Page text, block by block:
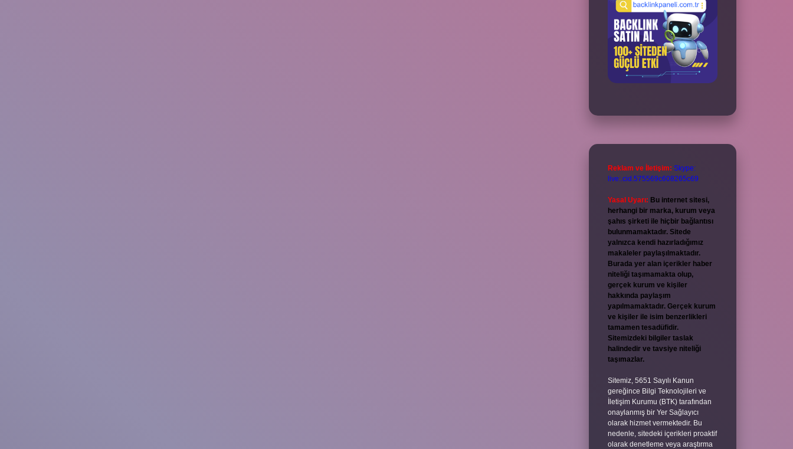
Reklam ve İletişim: Skype:
live:.cid.575569c608265c69
Yasal Uyarı: Bu internet sitesi,
herhangi bir marka, kurum veya
şahıs şirketi ile hiçbir bağlantısı
bulunmamaktadır. Sitede
yalnızca kendi hazırladığımız
makaleler paylaşılmaktadır.
Burada yer alan içerikler haber
niteliği taşımamakta olup,
gerçek kurum ve kişiler
hakkında paylaşım
yapılmamaktadır. Gerçek kurum
ve kişiler ile isim benzerlikleri
tamamen tesadüfidir.
Sitemizdeki bilgiler taslak
halindedir ve tavsiye niteliği
taşımazlar.
Sitemiz, 5651 Sayılı Kanun
gereğince Bilgi Teknolojileri ve
İletişim Kurumu (BTK) tarafından
onaylanmış bir Yer Sağlayıcı
olarak hizmet vermektedir. Bu
nedenle, sitedeki içerikleri proaktif
olarak denetleme veya araştırma